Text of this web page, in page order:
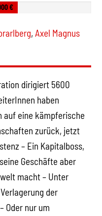
€
,Axel Magnus
dirigiert 5600
haben
auf eine kämpferische
zurück, jetzt
– Ein Kapitalboss,
Geschäfte aber
macht – Unter
der
Oder nur um